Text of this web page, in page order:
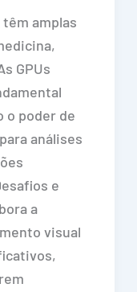
amplas
GPUs
o poder de
análises
e
a
visual